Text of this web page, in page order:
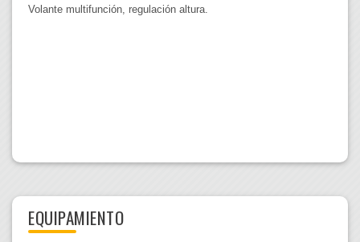
Volante multifunción, regulación altura.
EQUIPAMIENTO